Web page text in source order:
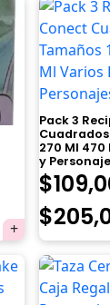
Pack 3
270 Ml 470
y
$
$